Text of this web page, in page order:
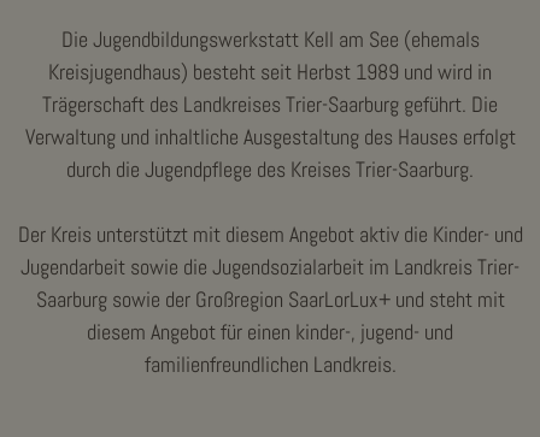
Die Jugendbildungswerkstatt Kell am See (ehemals
Kreisjugendhaus) besteht seit Herbst 1989 und wird in
Trägerschaft des Landkreises Trier-Saarburg geführt. Die
Verwaltung und inhaltliche Ausgestaltung des Hauses erfolgt
durch die Jugendpflege des Kreises Trier-Saarburg.
Der Kreis unterstützt mit diesem Angebot aktiv die Kinder- und
Jugendarbeit sowie die Jugendsozialarbeit im Landkreis Trier-
Saarburg sowie der Großregion SaarLorLux+ und steht mit
diesem Angebot für einen kinder-, jugend- und
familienfreundlichen Landkreis.